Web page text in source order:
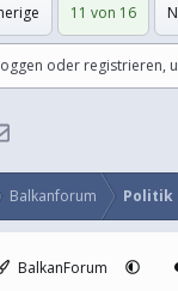
11 von 16
oder registrieren,
E-Mail
Balkanforum Politik
BalkanForum